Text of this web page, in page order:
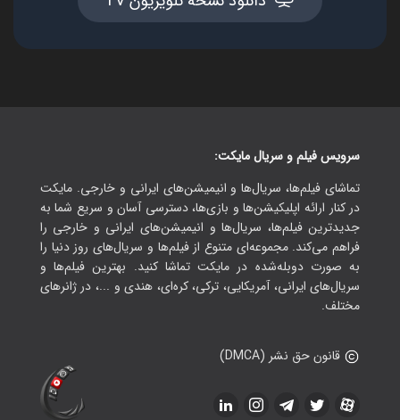
سرویس فیلم و سریال مایکت:
تماشای فیلم‌ها، سریال‌ها و انیمیشن‌های ایرانی و خارجی. مایکت
در کنار ارائه اپلیکیشن‌ها و بازی‌ها، دسترسی آسان و سریع شما به
جدیدترین فیلم‌ها، سریال‌ها و انیمیشن‌های ایرانی و خارجی را
فراهم می‌کند. مجموعه‌ای متنوع از فیلم‌ها و سریال‌های روز دنیا را
به صورت دوبله‌شده در مایکت تماشا کنید. بهترین فیلم‌ها و
سریال‌های ایرانی، آمریکایی، ترکی، کره‌ای، هندی و ...، در ژانرهای
مختلف.
قانون حق نشر (DMCA)